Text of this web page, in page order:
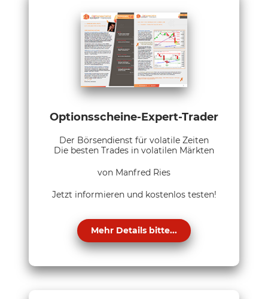
Optionsscheine-Expert-Trader
Der Börsendienst für volatile Zeiten
Die besten Trades in volatilen Märkten
von Manfred Ries
Jetzt informieren und kostenlos testen!
Mehr Details bitte...